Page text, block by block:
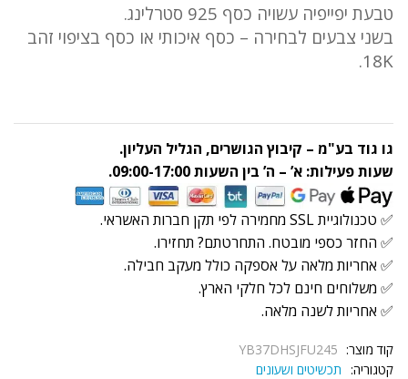
quantity
טבעת יפייפיה עשויה כסף 925 סטרלינג.
בשני צבעים לבחירה – כסף איכותי או כסף בציפוי זהב
18K.
גו גוד בע"מ – קיבוץ הגושרים, הגליל העליון.
שעות פעילות: א’ – ה’ בין השעות 09:00-17:00.
✅ טכנולוגיית SSL מחמירה לפי תקן חברות האשראי.
✅ החזר כספי מובטח. התחרטתם? תחזירו.
✅ אחריות מלאה על אספקה כולל מעקב חבילה.
✅ משלוחים חינם לכל חלקי הארץ.
✅ אחריות לשנה מלאה.
קוד מוצר: YB37DHSJFU245
קטגוריה: תכשיטים ושעונים